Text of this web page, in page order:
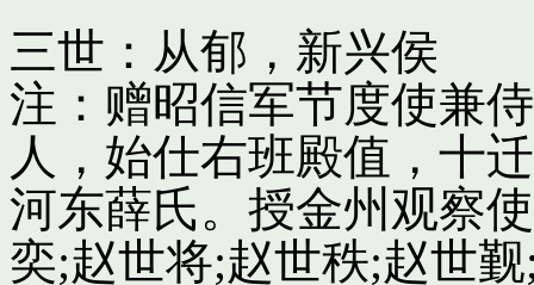
三世：从郁，新兴侯
注：赠昭信军节度使兼
人，始仕右班殿值，十
河东薛氏。授金州观察
奕;赵世将;赵世秩;赵世